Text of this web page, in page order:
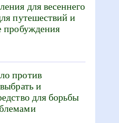
для весеннего
путешествий и
пробуждения
против
и
для борьбы